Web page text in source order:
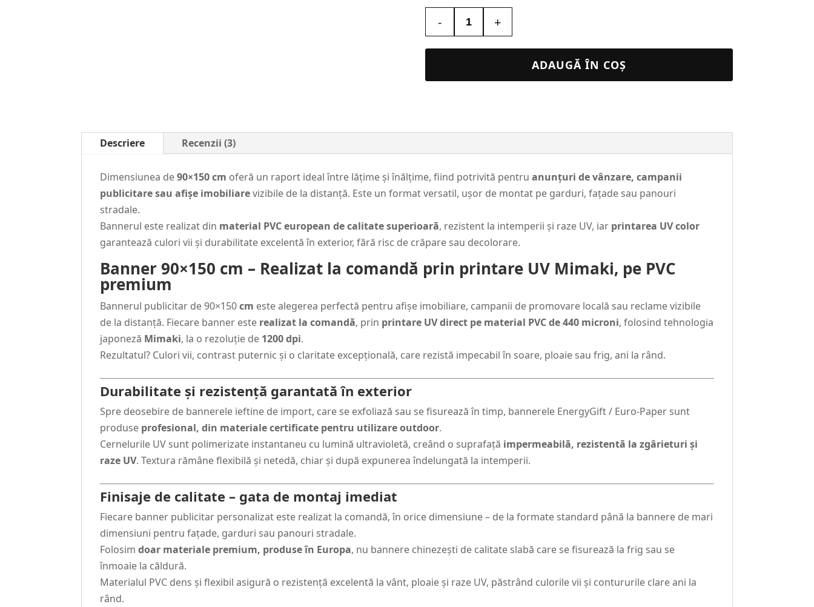
-
Banner
cm
+
ADAUGĂ ÎN COȘ
Descriere Recenzii (3)
Dimensiunea de90×150 cm oferă un raport ideal între lățime și înălțime, fiind potrivită pentruanunțuri de vânzare, campanii
publicitare sau afișe imobiliarevizibile de la distanță. Este un format versatil, ușor de montat pe garduri, fațade sau panouri
stradale.
Bannerul este realizat din material PVC european de calitate superioară, rezistent la intemperii și raze UV, iar printarea UV color
garantează culori vii și durabilitate excelentă în exterior, fără risc de crăpare sau decolorare.
Banner 90×150 cm – Realizat la comandă prin printare UV Mimaki, pe PVC
premium
Bannerul publicitar de 90×150cm este alegerea perfectă pentru afișe imobiliare, campanii de promovare locală sau reclame vizibile
de la distanță. Fiecare banner este realizat la comandă, prin printare UV direct pe material PVC de 440 microni, folosind tehnologia
japoneză Mimaki, la o rezoluție de 1200 dpi.
Rezultatul? Culori vii, contrast puternic și o claritate excepțională, care rezistă impecabil în soare, ploaie sau frig, ani la rând.
Durabilitate și rezistență garantată în exterior
Spre deosebire de bannerele ieftine de import, care se exfoliază sau se fisurează în timp, bannerele EnergyGift / Euro-Paper sunt
produse profesional, din materiale certificate pentru utilizare outdoor.
Cernelurile UV sunt polimerizate instantaneu cu lumină ultravioletă, creând o suprafață impermeabilă, rezistentă la zgârieturi și
raze UV. Textura rămâne flexibilă și netedă, chiar și după expunerea îndelungată la intemperii.
Finisaje de calitate – gata de montaj imediat
Fiecare banner publicitar personalizat este realizat la comandă, în orice dimensiune – de la formate standard până la bannere de mari
dimensiuni pentru fațade, garduri sau panouri stradale.
Folosimdoar materiale premium, produse în Europa, nu bannere chinezești de calitate slabă care se fisurează la frig sau se
înmoaie la căldură.
Materialul PVC dens și flexibil asigură o rezistență excelentă la vânt, ploaie și raze UV, păstrând culorile vii și contururile clare ani la
rând.